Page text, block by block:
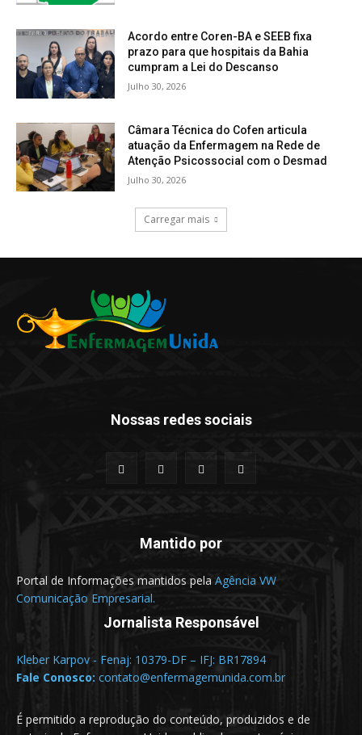
Acordo entre Coren-BA e SEEB fixa
prazo para que hospitais da Bahia
cumpram a Lei do Descanso
Julho 30, 2026
Câmara Técnica do Cofen articula
atuação da Enfermagem na Rede de
Atenção Psicossocial com o Desmad
Julho 30, 2026
Carregar mais
Nossas redes sociais
Mantido por
Portal de Informações mantidos pela Agência VW
Comunicação Empresarial.
Jornalista Responsável
Kleber Karpov - Fenaj: 10379-DF – IFJ: BR17894
Fale Conosco: contato@enfermagemunida.com.br
É permitido a reprodução do conteúdo, produzidos e de